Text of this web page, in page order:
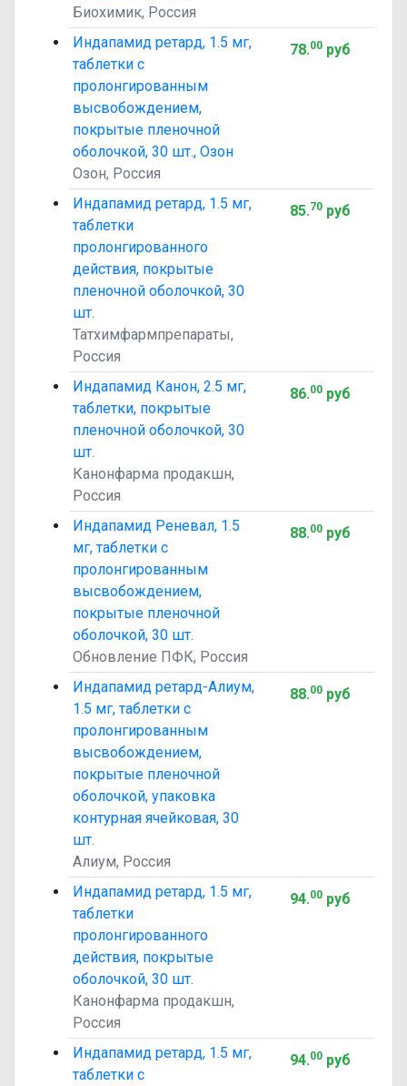
Биохимик, Россия
Индапамид ретард, 1.5 мг,
таблетки с
пролонгированным
высвобождением,
покрытые пленочной
оболочкой, 30 шт., Озон
Озон, Россия
78.00руб
Индапамид ретард, 1.5 мг,
таблетки
пролонгированного
действия, покрытые
пленочной оболочкой, 30
шт.
Татхимфармпрепараты,
Россия
85.70руб
Индапамид Канон, 2.5 мг,
таблетки, покрытые
пленочной оболочкой, 30
шт.
Канонфарма продакшн,
Россия
86.00руб
Индапамид Реневал, 1.5
мг, таблетки с
пролонгированным
высвобождением,
покрытые пленочной
оболочкой, 30 шт.
Обновление ПФК, Россия
88.00руб
Индапамид ретард-Алиум,
1.5 мг, таблетки с
пролонгированным
высвобождением,
покрытые пленочной
оболочкой, упаковка
контурная ячейковая, 30
шт.
Алиум, Россия
88.00руб
Индапамид ретард, 1.5 мг,
таблетки
пролонгированного
действия, покрытые
оболочкой, 30 шт.
Канонфарма продакшн,
Россия
94.00руб
Индапамид ретард, 1.5 мг,
таблетки с
94.00руб